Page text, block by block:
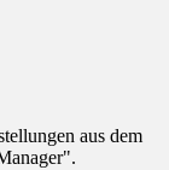
aus dem